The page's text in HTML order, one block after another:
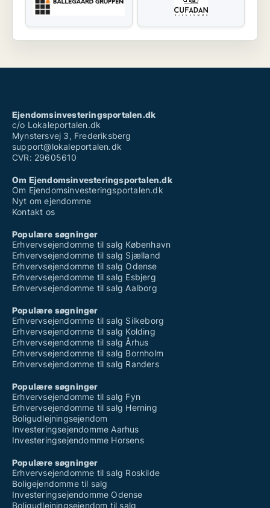
Ejendomsinvesteringsportalen.dk
c/o Lokaleportalen.dk
Mynstersvej 3, Frederiksberg
support@lokaleportalen.dk
CVR: 29605610
Om Ejendomsinvesteringsportalen.dk
Om Ejendomsinvesteringsportalen.dk
Nyt om ejendomme
Kontakt os
Populære søgninger
Erhvervsejendomme til salg København
Erhvervsejendomme til salg Sjælland
Erhvervsejendomme til salg Odense
Erhvervsejendomme til salg Esbjerg
Erhvervsejendomme til salg Aalborg
Populære søgninger
Erhvervsejendomme til salg Silkeborg
Erhvervsejendomme til salg Kolding
Erhvervsejendomme til salg Århus
Erhvervsejendomme til salg Bornholm
Erhvervsejendomme til salg Randers
Populære søgninger
Erhvervsejendomme til salg Fyn
Erhvervsejendomme til salg Herning
Boligudlejningsejendom
Investeringsejendomme Aarhus
Investeringsejendomme Horsens
Populære søgninger
Erhvervsejendomme til salg Roskilde
Boligejendomme til salg
Investeringsejendomme Odense
Boligudlejningsejendom til salg